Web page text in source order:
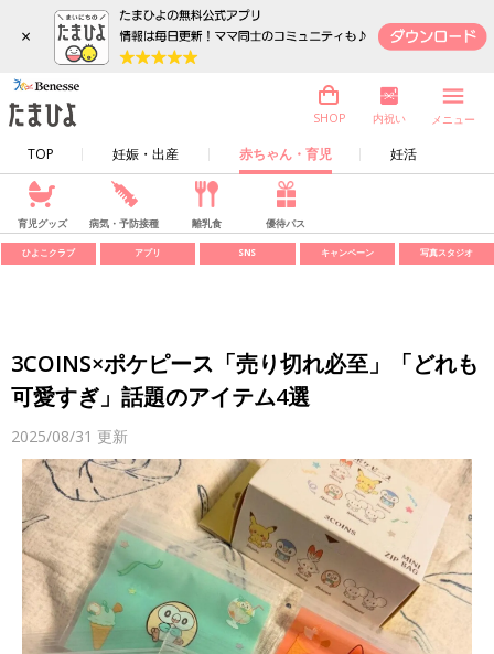
×
TOP 妊娠・出産 赤ちゃん・育児 妊活
SHOP 内祝い メニュー
育児グッズ 病気・予防接種 離乳食 優待パス
ひよこクラブ アプリ SNS キャンペーン 写真スタジオ
3COINS×ポケピース「売り切れ必至」「どれも
可愛すぎ」話題のアイテム4選
2025/08/31 更新